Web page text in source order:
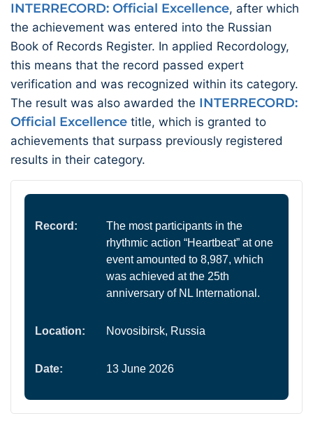
INTERRECORD: Official Excellence, after which
the achievement was entered into the Russian
Book of Records Register. In applied Recordology,
this means that the record passed expert
verification and was recognized within its category.
The result was also awarded the INTERRECORD:
Official Excellence title, which is granted to
achievements that surpass previously registered
results in their category.
Record:
The most participants in the
rhythmic action “Heartbeat” at one
event amounted to 8,987, which
was achieved at the 25th
anniversary of NL International.
Location: Novosibirsk, Russia
Date: 13 June 2026